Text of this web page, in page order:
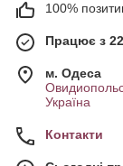
100%
Працює з
м. Одеса
Україна
Контакти